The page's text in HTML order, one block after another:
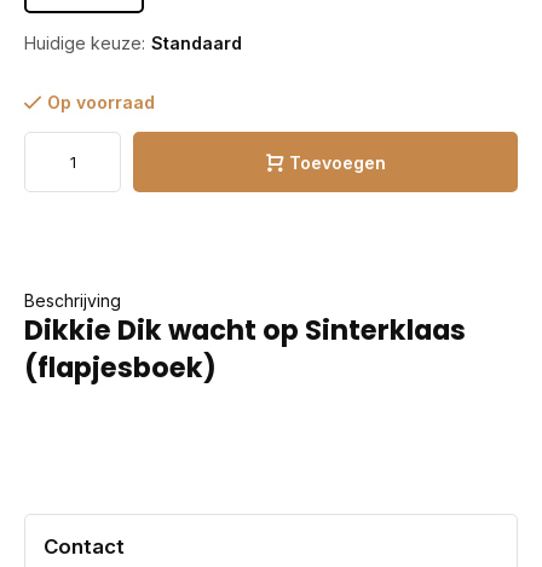
Huidige keuze: Standaard
Op voorraad
Toevoegen
Beschrijving
Dikkie Dik wacht op Sinterklaas
(flapjesboek)
Contact